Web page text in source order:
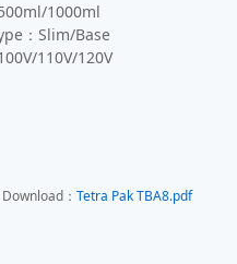
1000ml
：Slim/Base
110V/120V
： Tetra Pak TBA8.pdf